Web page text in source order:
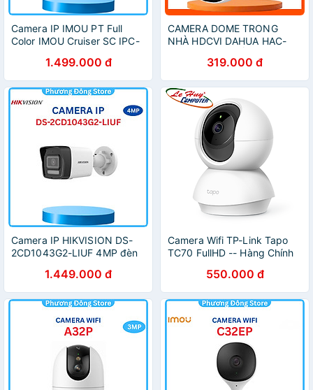
Camera IP IMOU PT Full
Color IMOU Cruiser SC IPC-
5MP (IPC-K7FP-5H0TE),
đàm thoại 2 chiều - Hàng
chính hãng
1.499.000 đ
CAMERA DOME TRONG
NHÀ HDCVI DAHUA HAC-
ĐẾN 20M, BÙ SÁNG, CÂN
BẰNG TRẮNG
319.000 đ
Camera IP HIKVISION DS-
2CD1043G2-LIUF 4MP đèn
và phương tiện, Micro ,.-
Hàng chính hãng
1.449.000 đ
Camera Wifi TP-Link Tapo
TC70 FullHD -- Hàng Chính
550.000 đ